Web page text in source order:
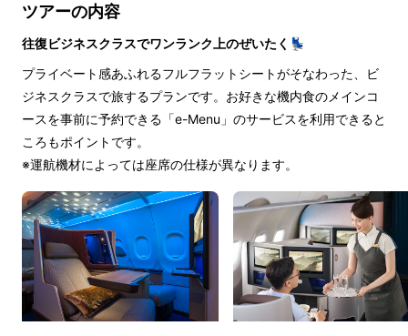
ツアーの内容
往復ビジネスクラスでワンランク上のぜいたく💺
プライベート感あふれるフルフラットシートがそなわった、ビ
ジネスクラスで旅するプランです。お好きな機内食のメインコ
ースを事前に予約できる「e-Menu」のサービスを利用できると
ころもポイントです。
※運航機材によっては座席の仕様が異なります。